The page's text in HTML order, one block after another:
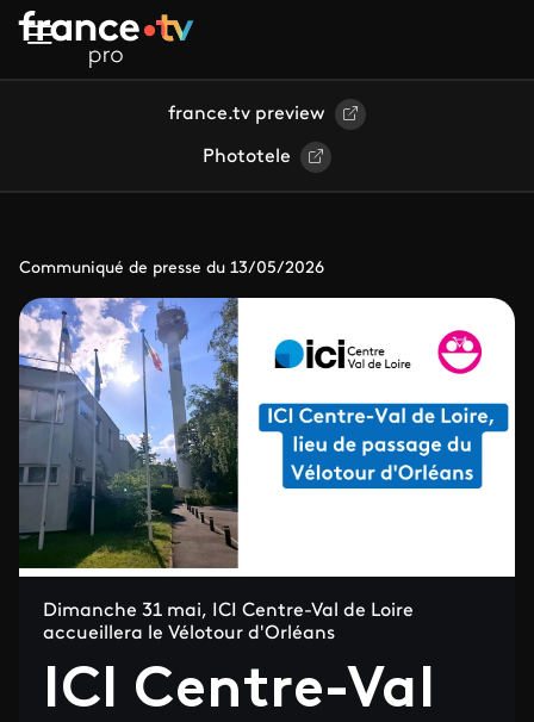
Aller au contenu principal
france.tv preview
Phototele
Communiqué de presse du 13/05/2026
Dimanche 31 mai, ICI Centre-Val de Loire
accueillera le Vélotour d'Orléans
ICI Centre-Val